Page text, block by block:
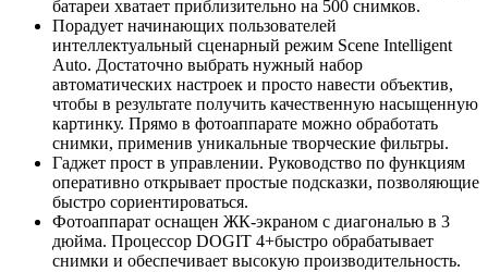
батареи хватает приблизительно на 500 снимков.
Порадует начинающих пользователей
интеллектуальный сценарный режим Scene Intelligent
Auto. Достаточно выбрать нужный набор
автоматических настроек и просто навести объектив,
чтобы в результате получить качественную насыщенную
картинку. Прямо в фотоаппарате можно обработать
снимки, применив уникальные творческие фильтры.
Гаджет прост в управлении. Руководство по функциям
оперативно открывает простые подсказки, позволяющие
быстро сориентироваться.
Фотоаппарат оснащен ЖК-экраном с диагональю в 3
дюйма. Процессор DOGIT 4+быстро обрабатывает
снимки и обеспечивает высокую производительность.